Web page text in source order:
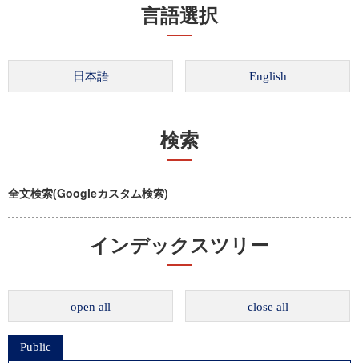
言語選択
検索
全文検索(Googleカスタム検索)
インデックスツリー
open all close all
Public